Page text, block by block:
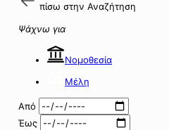
πίσω στην Αναζήτηση
Ψάχνω για
Νομοθεσία
Μέλη
Από
Έως